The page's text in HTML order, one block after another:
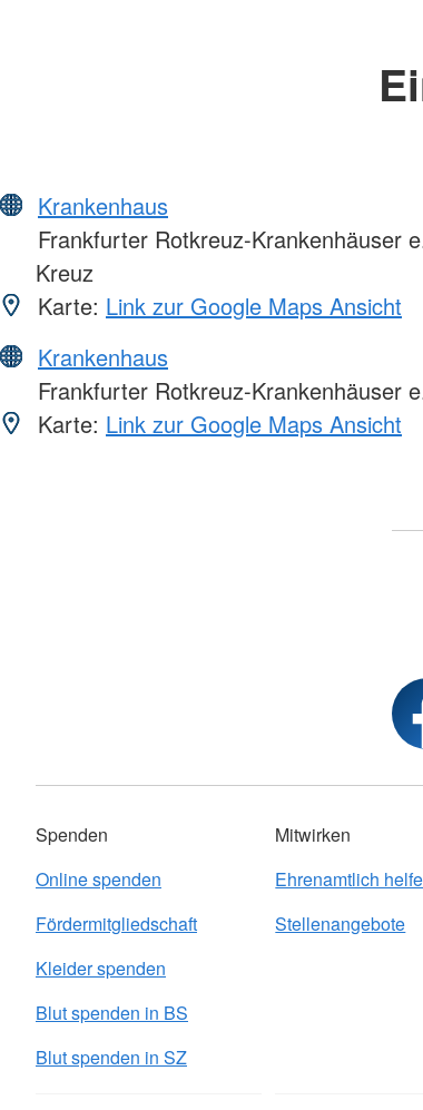
Krankenhaus
Frankfurter Rotkreuz-Krankenhäuser
Kreuz
Karte: Link zur Google Maps Ansicht
Krankenhaus
Frankfurter Rotkreuz-Krankenhäuser
Karte: Link zur Google Maps Ansicht
Spenden
Online spenden
Fördermitgliedschaft
Kleider spenden
Blut spenden in BS
Blut spenden in SZ
Mitwirken
Ehrenamtlich
Stellenangebote